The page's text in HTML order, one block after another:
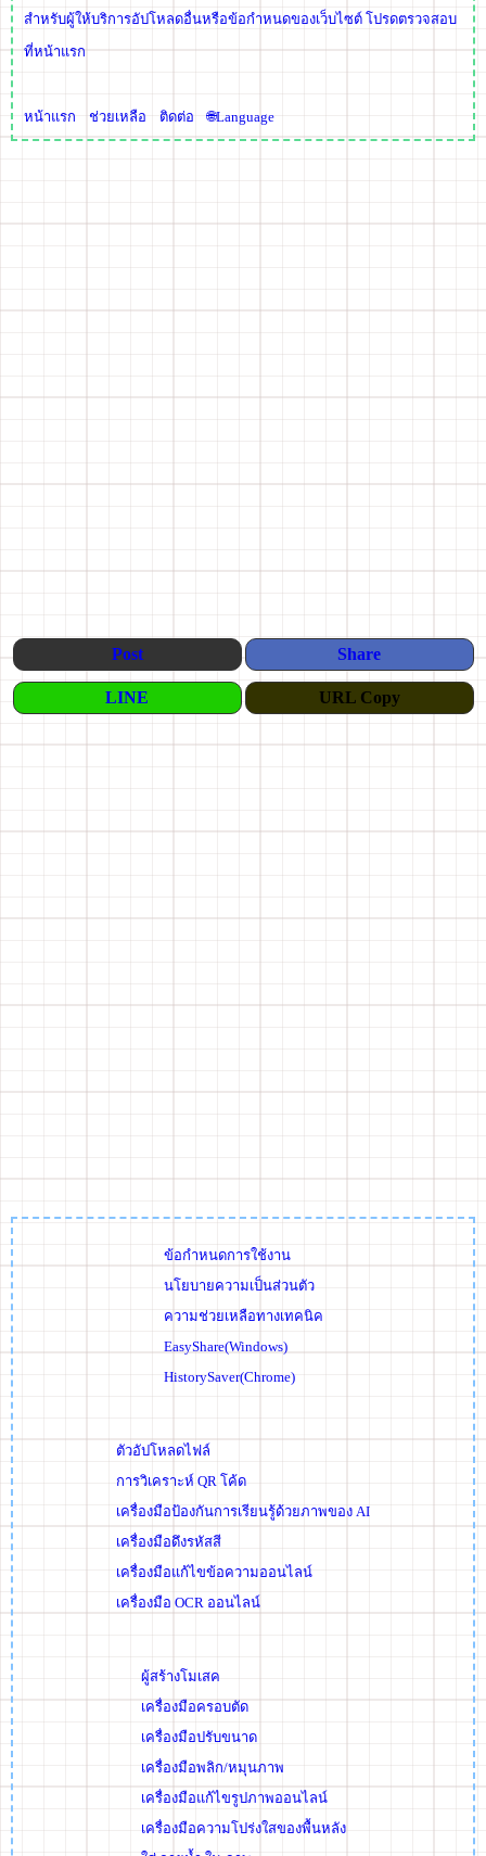
สำหรับผู้ให้บริการอัปโหลดอื่นหรือข้อกำหนดของเว็บไซต์ โปรดตรวจสอบ
ที่หน้าแรก
หน้าแรก ช่วยเหลือ ติดต่อ 🌐Language
Post Share
LINE URL Copy
ข้อกำหนดการใช้งาน
นโยบายความเป็นส่วนตัว
ความช่วยเหลือทางเทคนิค
EasyShare(Windows)
HistorySaver(Chrome)
ตัวอัปโหลดไฟล์
การวิเคราะห์ QR โค้ด
เครื่องมือป้องกันการเรียนรู้ด้วยภาพของ AI
เครื่องมือดึงรหัสสี
เครื่องมือแก้ไขข้อความออนไลน์
เครื่องมือ OCR ออนไลน์
ผู้สร้างโมเสค
เครื่องมือครอบตัด
เครื่องมือปรับขนาด
เครื่องมือพลิก/หมุนภาพ
เครื่องมือแก้ไขรูปภาพออนไลน์
เครื่องมือความโปร่งใสของพื้นหลัง